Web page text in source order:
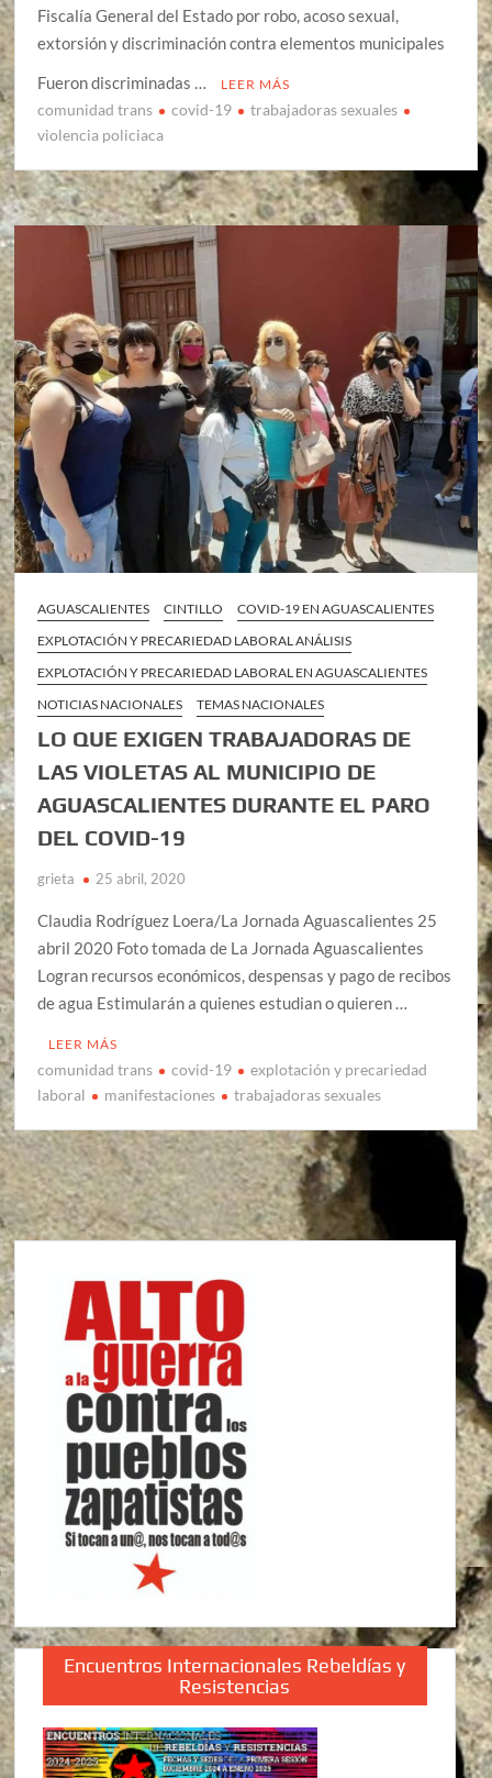
Fiscalía General del Estado por robo, acoso sexual,
extorsión y discriminación contra elementos municipales
Fueron discriminadas …
LEER MÁS
comunidad trans covid-19
trabajadoras sexuales
violencia policiaca
AGUASCALIENTES CINTILLO
COVID-19 EN AGUASCALIENTES
EXPLOTACIÓN Y PRECARIEDAD LABORAL ANÁLISIS
EXPLOTACIÓN Y PRECARIEDAD LABORAL EN AGUASCALIENTES
NOTICIAS NACIONALES
TEMAS NACIONALES
LO QUE EXIGEN TRABAJADORAS DE
LAS VIOLETAS AL MUNICIPIO DE
AGUASCALIENTES DURANTE EL PARO
DEL COVID-19
grieta 25 abril, 2020
Claudia Rodríguez Loera/La Jornada Aguascalientes 25
abril 2020 Foto tomada de La Jornada Aguascalientes
Logran recursos económicos, despensas y pago de recibos
de agua Estimularán a quienes estudian o quieren …
LEER MÁS
comunidad trans covid-19
explotación y precariedad
laboral
manifestaciones trabajadoras sexuales
Encuentros Internacionales Rebeldías y
Resistencias